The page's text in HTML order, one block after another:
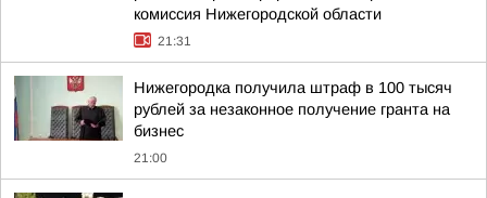
комиссия Нижегородской области
21:31
Нижегородка получила штраф в 100 тысяч
рублей за незаконное получение гранта на
бизнес
21:00